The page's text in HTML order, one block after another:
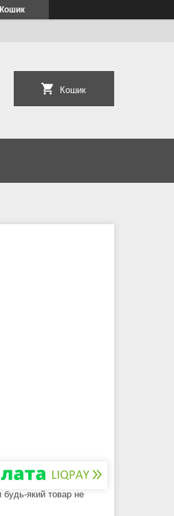
Кошик
Кошик
будь-який товар не